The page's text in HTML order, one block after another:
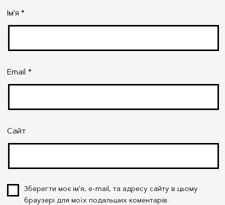
Ім'я *
Email *
Сайт
Зберегти моє ім'я, e-mail, та адресу сайту в цьому
браузері для моїх подальших коментарів.